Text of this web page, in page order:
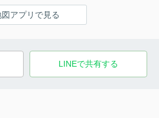
図アプリで見る
LINEで共有する